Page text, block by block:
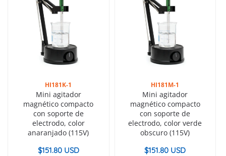
HI181K-1
Mini agitador
magnético compacto
con soporte de
electrodo, color
anaranjado (115V)
$151.80 USD
HI181M-1
Mini agitador
magnético compacto
con soporte de
electrodo, color verde
obscuro (115V)
$151.80 USD